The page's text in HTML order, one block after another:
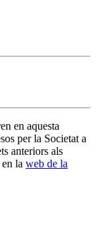
en aquesta
per la Societat a
anteriors als
la web de la